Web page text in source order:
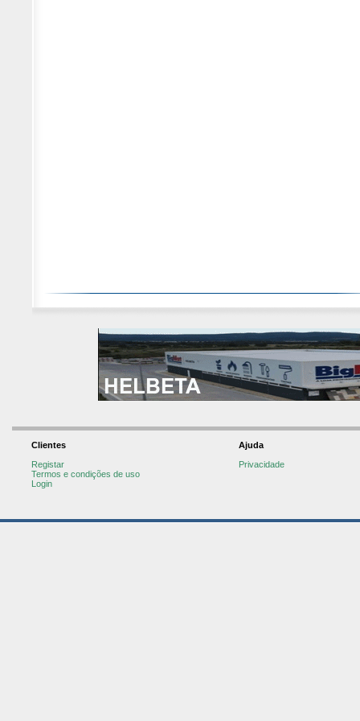
Clientes
Registar
Termos e condições de uso
Login
Ajuda
Privacidade